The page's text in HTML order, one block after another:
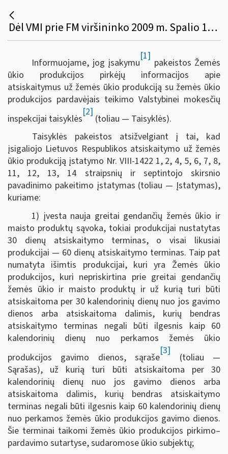
Dėl VMI prie FM viršininko 2009 m. Spalio 13 d. Įsakymo Nr. VA-65 „Dėl žemės ūkio produkcijos pirkėjų informacijos apie atsiskaitymus už žemės ūkio produkciją su žemės ūkio produkcijos pardavėjais teikimo VMI taisyklių patvirtinimo“ pakeitimo
Informuojame, jog įsakymu
[1]
pakeistos Žemės
ūkio produkcijos pirkėjų informacijos apie
atsiskaitymus už žemės ūkio produkciją su žemės ūkio
produkcijos pardavėjais teikimo Valstybinei mokesčių
inspekcijai taisyklės
[2]
(toliau — Taisyklės).
Taisyklės pakeistos atsižvelgiant į tai, kad
įsigaliojo Lietuvos Respublikos atsiskaitymo už žemės
ūkio produkciją įstatymo Nr. VIII-1422 1, 2, 4, 5, 6, 7, 8,
11, 12, 13, 14 straipsnių ir septintojo skirsnio
pavadinimo pakeitimo įstatymas (toliau — Įstatymas),
kuriame:
1) įvesta nauja greitai gendančių žemės ūkio ir
maisto produktų sąvoka, tokiai produkcijai nustatytas
30 dienų atsiskaitymo terminas, o visai likusiai
produkcijai — 60 dienų atsiskaitymo terminas. Taip pat
numatyta išimtis produkcijai, kuri yra Žemės ūkio
produkcijos, kuri nepriskirtina prie greitai gendančių
žemės ūkio ir maisto produktų ir už kurią turi būti
atsiskaitoma per 30 kalendorinių dienų nuo jos gavimo
dienos arba atsiskaitoma dalimis, kurių bendras
atsiskaitymo terminas negali būti ilgesnis kaip 60
kalendorinių dienų nuo perkamos žemės ūkio
produkcijos gavimo dienos, sąraše
[3]
(toliau —
Sąrašas), už kurią turi būti atsiskaitoma per 30
kalendorinių dienų nuo jos gavimo dienos arba
atsiskaitoma dalimis, kurių bendras atsiskaitymo
terminas negali būti ilgesnis kaip 60 kalendorinių dienų
nuo perkamos žemės ūkio produkcijos gavimo dienos.
Šie terminai taikomi žemės ūkio produkcijos pirkimo–
pardavimo sutartyse, sudaromose ūkio subjektų;